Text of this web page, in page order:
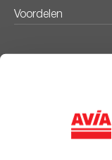
Voordelen